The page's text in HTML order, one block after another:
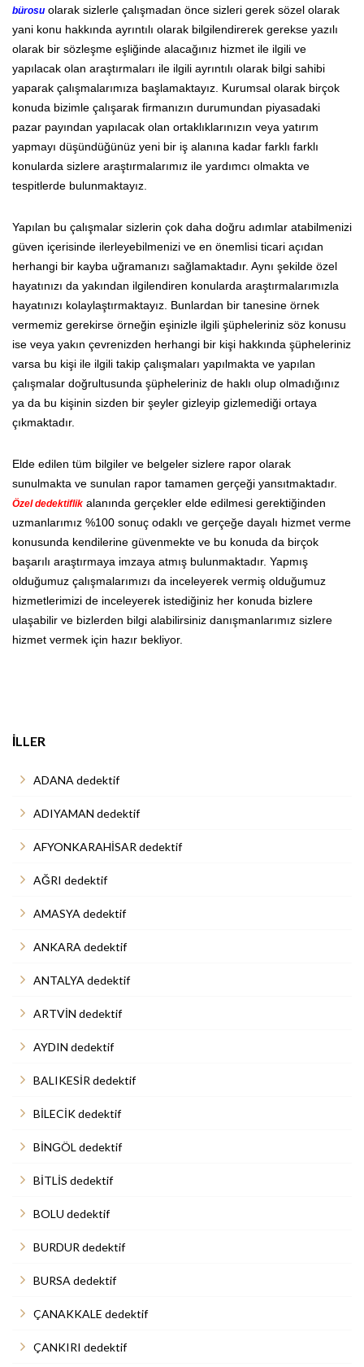
bürosu olarak sizlerle çalışmadan önce sizleri gerek sözel olarak
yani konu hakkında ayrıntılı olarak bilgilendirerek gerekse yazılı
olarak bir sözleşme eşliğinde alacağınız hizmet ile ilgili ve
yapılacak olan araştırmaları ile ilgili ayrıntılı olarak bilgi sahibi
yaparak çalışmalarımıza başlamaktayız. Kurumsal olarak birçok
konuda bizimle çalışarak firmanızın durumundan piyasadaki
pazar payından yapılacak olan ortaklıklarınızın veya yatırım
yapmayı düşündüğünüz yeni bir iş alanına kadar farklı farklı
konularda sizlere araştırmalarımız ile yardımcı olmakta ve
tespitlerde bulunmaktayız.
Yapılan bu çalışmalar sizlerin çok daha doğru adımlar atabilmenizi
güven içerisinde ilerleyebilmenizi ve en önemlisi ticari açıdan
herhangi bir kayba uğramanızı sağlamaktadır. Aynı şekilde özel
hayatınızı da yakından ilgilendiren konularda araştırmalarımızla
hayatınızı kolaylaştırmaktayız. Bunlardan bir tanesine örnek
vermemiz gerekirse örneğin eşinizle ilgili şüpheleriniz söz konusu
ise veya yakın çevrenizden herhangi bir kişi hakkında şüpheleriniz
varsa bu kişi ile ilgili takip çalışmaları yapılmakta ve yapılan
çalışmalar doğrultusunda şüpheleriniz de haklı olup olmadığınız
ya da bu kişinin sizden bir şeyler gizleyip gizlemediği ortaya
çıkmaktadır.
Elde edilen tüm bilgiler ve belgeler sizlere rapor olarak
sunulmakta ve sunulan rapor tamamen gerçeği yansıtmaktadır.
Özel dedektiflik alanında gerçekler elde edilmesi gerektiğinden
uzmanlarımız %100 sonuç odaklı ve gerçeğe dayalı hizmet verme
konusunda kendilerine güvenmekte ve bu konuda da birçok
başarılı araştırmaya imzaya atmış bulunmaktadır. Yapmış
olduğumuz çalışmalarımızı da inceleyerek vermiş olduğumuz
hizmetlerimizi de inceleyerek istediğiniz her konuda bizlere
ulaşabilir ve bizlerden bilgi alabilirsiniz danışmanlarımız sizlere
hizmet vermek için hazır bekliyor.
İLLER
ADANA dedektif
ADIYAMAN dedektif
AFYONKARAHİSAR dedektif
AĞRI dedektif
AMASYA dedektif
ANKARA dedektif
ANTALYA dedektif
ARTVİN dedektif
AYDIN dedektif
BALIKESİR dedektif
BİLECİK dedektif
BİNGÖL dedektif
BİTLİS dedektif
BOLU dedektif
BURDUR dedektif
BURSA dedektif
ÇANAKKALE dedektif
ÇANKIRI dedektif